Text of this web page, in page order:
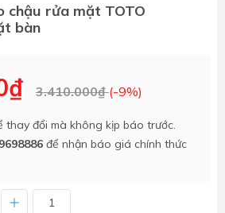
chậu rửa mặt TOTO
bàn
3.410.000₫(-9%)
thay đổi mà không kịp báo trước.
để nhận báo giá chính thức